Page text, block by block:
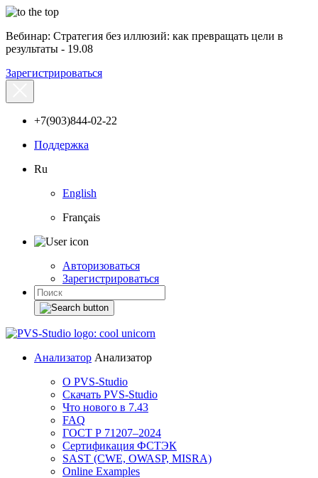
Вебинар: Стратегия без иллюзий: как превращать цели в
результаты - 19.08
Зарегистрироваться
+7(903)844-02-22
Поддержка
Ru
English
Français
Авторизоваться
Зарегистрироваться
Анализатор Анализатор
О PVS-Studio
Скачать PVS-Studio
Что нового в 7.43
FAQ
ГОСТ Р 71207–2024
Сертификация ФСТЭК
SAST (CWE, OWASP, MISRA)
Online Examples